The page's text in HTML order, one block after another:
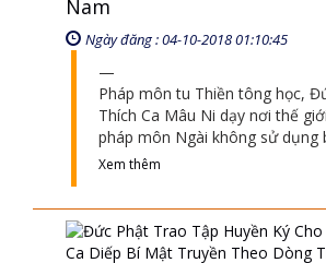
Pháp môn tu Thiền tông học,
Thích Ca Mâu Ni dạy nơi thế giới
pháp môn Ngài không sử dụng
Xem thêm
Đức Phật Trao Tập Huyền
Ma Ha Ca Diếp Bí Mật
Dòng Thiền Tông
Ngày đăng : 10-02-2021 06:02:04